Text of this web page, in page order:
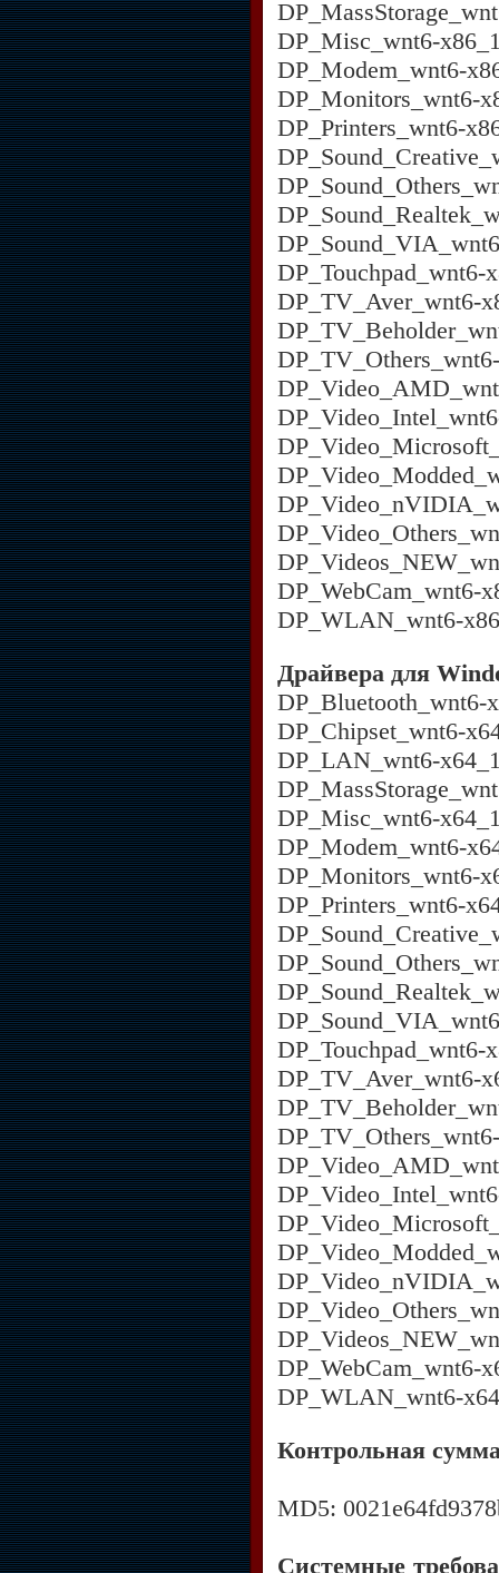
DP_Misc_wnt6-
DP_Modem_wnt6-
DP_Monitors_wnt6-
DP_Printers_wnt6-
DP_Touchpad_wnt6-
DP_TV_Aver_wnt6-
DP_WebCam_wnt6-
DP_WLAN_wnt6-
Драйвера для
DP_Bluetooth_wnt6-
DP_Chipset_wnt6-
DP_LAN_wnt6-
DP_Misc_wnt6-
DP_Modem_wnt6-
DP_Monitors_wnt6-
DP_Printers_wnt6-
DP_Touchpad_wnt6-
DP_TV_Aver_wnt6-
DP_WebCam_wnt6-
DP_WLAN_wnt6-
Контрольная
MD5:
Системные